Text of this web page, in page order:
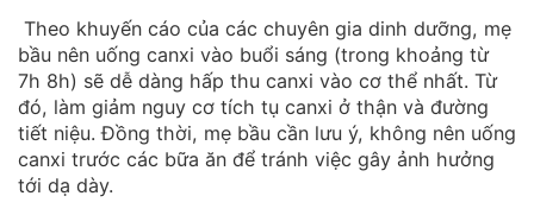
Theo khuyến cáo của các chuyên gia dinh dưỡng, mẹ
bầu nên uống canxi vào buổi sáng (trong khoảng từ
7h 8h) sẽ dễ dàng hấp thu canxi vào cơ thể nhất. Từ
đó, làm giảm nguy cơ tích tụ canxi ở thận và đường
tiết niệu. Đồng thời, mẹ bầu cần lưu ý, không nên uống
canxi trước các bữa ăn để tránh việc gây ảnh hưởng
tới dạ dày.